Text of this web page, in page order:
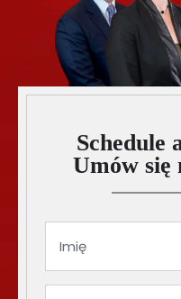
Schedule
Umów się